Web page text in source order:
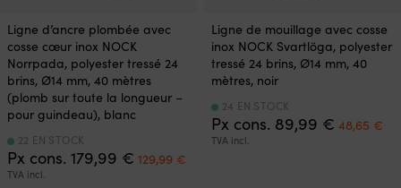
Ligne d’ancre plombée avec
cosse cœur inox NOCK
Norrpada, polyester tressé 24
brins, Ø14 mm, 40 mètres
(plomb sur toute la longueur –
pour guindeau), blanc
Px cons. 179,99 € Le
prix
129,99 €
TVA incl.
22 EN STOCK
Ligne de mouillage avec cosse
inox NOCK Svartlöga, polyester
tressé 24 brins, Ø14 mm, 40
mètres, noir
Px cons. 89,99 € Le
prix
48,65 €Le
TVA incl.
24 EN STOCK